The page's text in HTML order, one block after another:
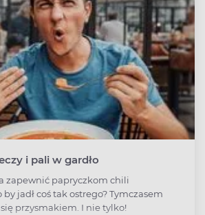
i pali w gardło
zapewnić papryczkom chili
jadł coś tak ostrego? Tymczasem
się przysmakiem. I nie tylko!